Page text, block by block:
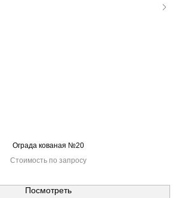
Ограда кованая №20
Стоимость по запросу
Посмотреть